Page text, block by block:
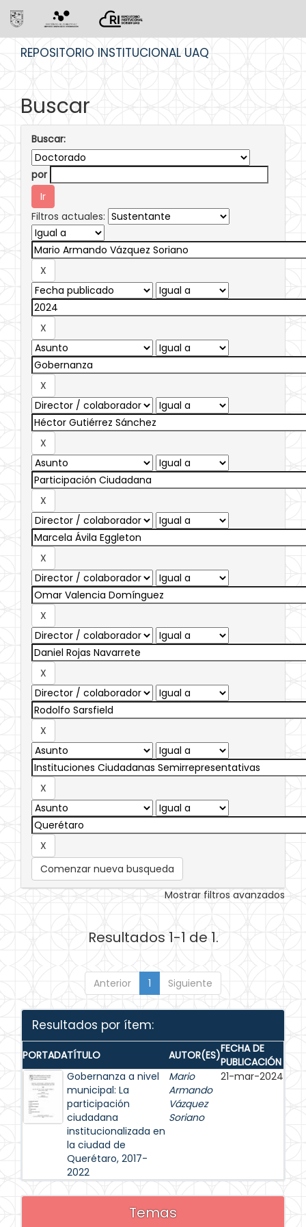
REPOSITORIO INSTITUCIONAL UAQ
Buscar
Buscar:
por
Filtros actuales:
Comenzar nueva busqueda
Mostrar filtros avanzados
Resultados 1-1 de 1.
Anterior 1 Siguiente
Resultados por ítem:
PORTADATÍTULO AUTOR(ES)FECHA DE
PUBLICACIÓN
Gobernanza a nivel
municipal: La
participación
ciudadana
institucionalizada en
la ciudad de
Querétaro, 2017-
2022
Mario
Armando
Vázquez
Soriano
21-mar-2024
Temas